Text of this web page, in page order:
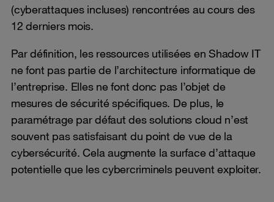
(cyberattaques incluses) rencontrées au cours des
12 derniers mois.
Par définition, les ressources utilisées en Shadow IT
ne font pas partie de l’architecture informatique de
l’entreprise. Elles ne font donc pas l’objet de
mesures de sécurité spécifiques. De plus, le
paramétrage par défaut des solutions cloud n’est
souvent pas satisfaisant du point de vue de la
cybersécurité. Cela augmente la surface d’attaque
potentielle que les cybercriminels peuvent exploiter.